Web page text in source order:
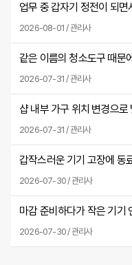
업무 중 갑자기 정전이 되면
2026-08-01 / 관리사
같은 이름의 청소도구 때문
2026-07-31 / 관리사
샵 내부 가구 위치 변경으
2026-07-31 / 관리사
갑작스러운 기기 고장에 동
2026-07-30 / 관리사
마감 준비하다가 작은 기기
2026-07-30 / 관리사